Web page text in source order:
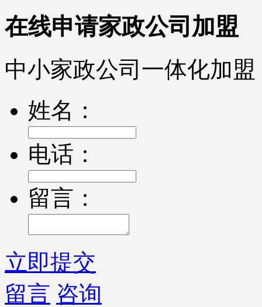
在线申请家政公司加盟
中小家政公司一体化加
姓名：
电话：
留言：
立即提交
留言 咨询